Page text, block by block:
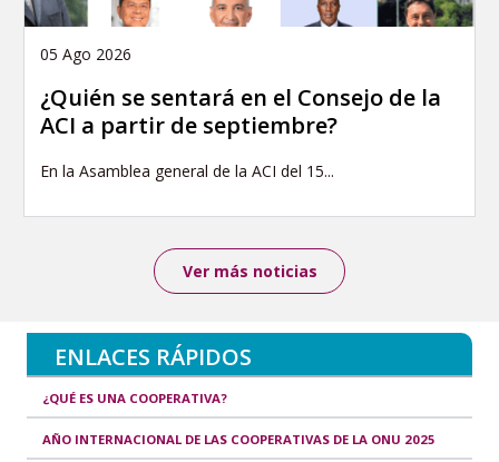
05 Ago 2026
¿Quién se sentará en el Consejo de la
ACI a partir de septiembre?
En la Asamblea general de la ACI del 15...
Ver más noticias
ENLACES RÁPIDOS
¿QUÉ ES UNA COOPERATIVA?
AÑO INTERNACIONAL DE LAS COOPERATIVAS DE LA ONU 2025